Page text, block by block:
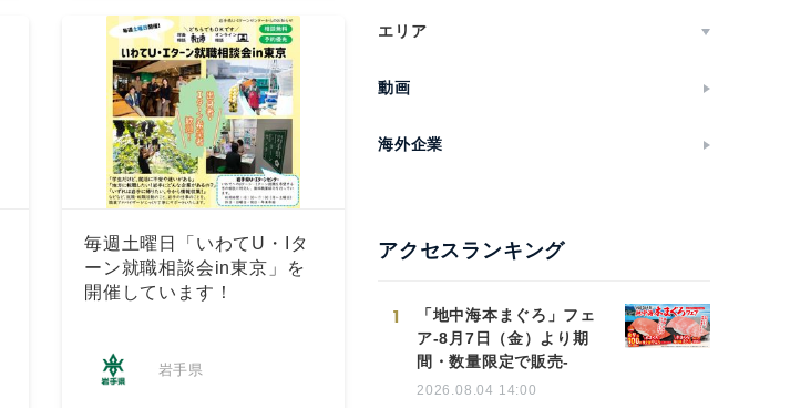
毎週土曜日「いわてU・Iタ
ーン就職相談会in東京」を
開催しています！
岩手県
エリア
動画
海外企業
アクセスランキング
1
「地中海本まぐろ」フェ
ア-8月7日（金）より期
間・数量限定で販売-
2026.08.04 14:00